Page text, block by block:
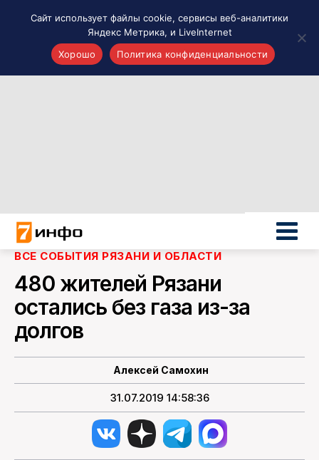
Новости России
Политика
Новости мира
Все материалы 7инфо
О НАС
ВСЕ СОБЫТИЯ РЯЗАНИ И ОБЛАСТИ
480 жителей Рязани
остались без газа из-за
долгов
Алексей Самохин
31.07.2019 14:58:36
Сайт использует файлы cookie, сервисы веб-аналитики
Яндекс Метрика, и LiveInternet
Хорошо
Политика конфиденциальности